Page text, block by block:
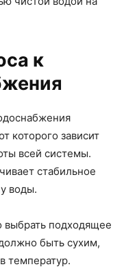
к
которого зависит
всей системы.
стабильное
воды.
подходящее
быть сухим,
температур.